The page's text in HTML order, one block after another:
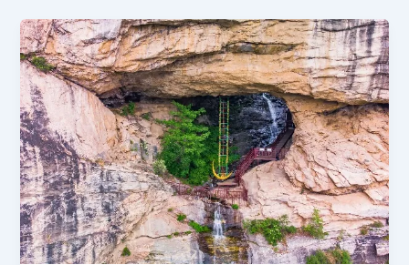
Les
principaux
avantages
de
devenir
résident
permanent
en
Chine